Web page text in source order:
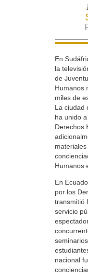
En
la
de
Humanos
miles de
La ciudad
ha unido
Derechos
Humanos
En
por los
transmitió
servicio
nacional